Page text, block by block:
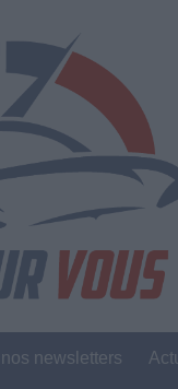
newsletters